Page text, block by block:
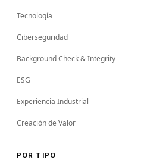
Tecnología
Ciberseguridad
Background Check & Integrity
ESG
Experiencia Industrial
Creación de Valor
POR TIPO